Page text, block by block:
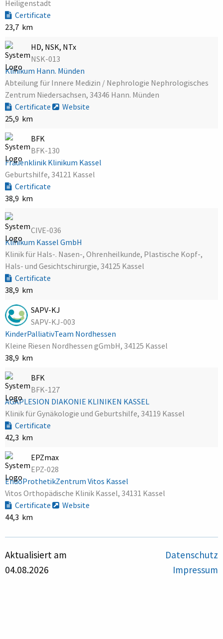
Heiligenstadt
Certificate
23,7 km
HD, NSK, NTx
NSK-013
Klinikum Hann. Münden
Abteilung für Innere Medizin / Nephrologie Nephrologisches
Zentrum Niedersachsen, 34346 Hann. Münden
Certificate
Website
25,9 km
BFK
BFK-130
Frauenklinik Klinikum Kassel
Geburtshilfe, 34121 Kassel
Certificate
38,9 km
CIVE-036
Klinikum Kassel GmbH
Klinik für Hals-. Nasen-, Ohrenheilkunde, Plastische Kopf-,
Hals- und Gesichtschirurgie, 34125 Kassel
Certificate
38,9 km
SAPV-KJ
SAPV-KJ-003
KinderPalliativTeam Nordhessen
Kleine Riesen Nordhessen gGmbH, 34125 Kassel
38,9 km
BFK
BFK-127
AGAPLESION DIAKONIE KLINIKEN KASSEL
Klinik für Gynäkologie und Geburtshilfe, 34119 Kassel
Certificate
42,3 km
EPZmax
EPZ-028
EndoProthetikZentrum Vitos Kassel
Vitos Orthopädische Klinik Kassel, 34131 Kassel
Certificate
Website
44,3 km
Aktualisiert am
04.08.2026
Datenschutz
Impressum